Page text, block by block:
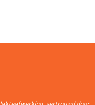
vertrouwd door